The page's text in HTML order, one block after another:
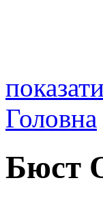
Головна
Бюст